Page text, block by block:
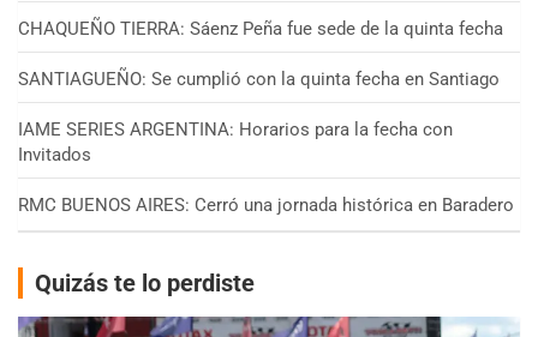
CHAQUEÑO TIERRA: Sáenz Peña fue sede de la quinta fecha
SANTIAGUEÑO: Se cumplió con la quinta fecha en Santiago
IAME SERIES ARGENTINA: Horarios para la fecha con
Invitados
RMC BUENOS AIRES: Cerró una jornada histórica en Baradero
Quizás te lo perdiste